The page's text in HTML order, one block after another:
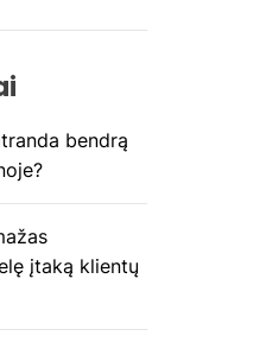
bendrą
įtaką klientų